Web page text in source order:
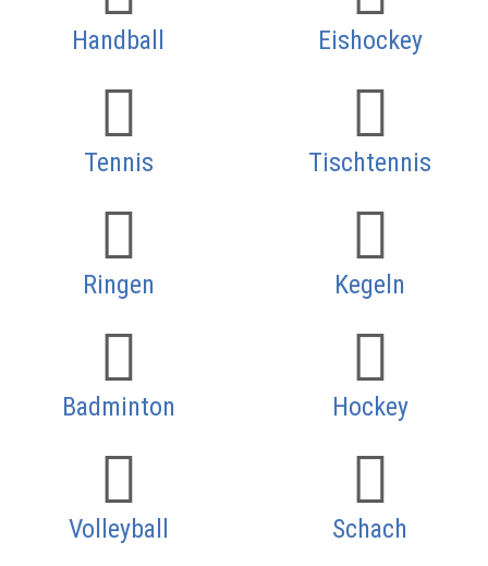
Handball Eishockey
Tennis Tischtennis
Ringen Kegeln
Badminton Hockey
Volleyball Schach